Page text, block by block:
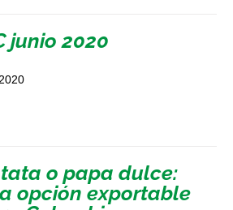
junio 2020
o papa dulce:
opción exportable